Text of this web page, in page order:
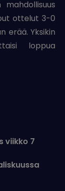
mahdollisuus
ottelut 3-0
erää. Yksikin
loppua
viikko 7